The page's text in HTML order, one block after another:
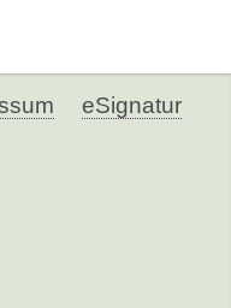
eSignatur